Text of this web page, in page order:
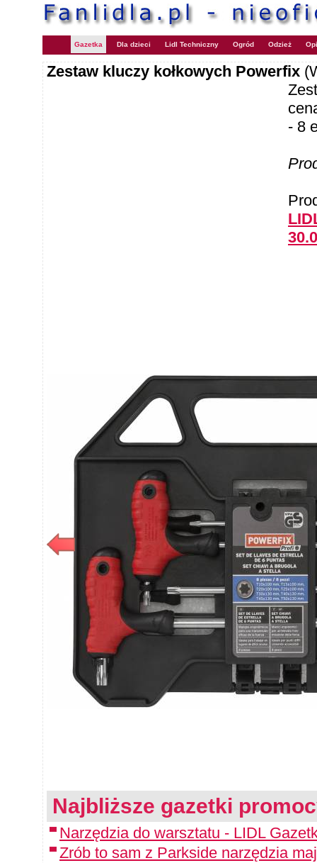
Gazetka Dla dzieci Lidl Techniczny Ogród Odzież
Zestaw kluczy kołkowych Powerfix
- 8
Najbliższe gazetki
Narzędzia do warsztatu - LIDL
Zrób to sam z Parkside narzędzia